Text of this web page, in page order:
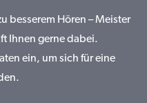
besserem Hören – Meister
Ihnen gerne dabei.
ein, um sich für eine